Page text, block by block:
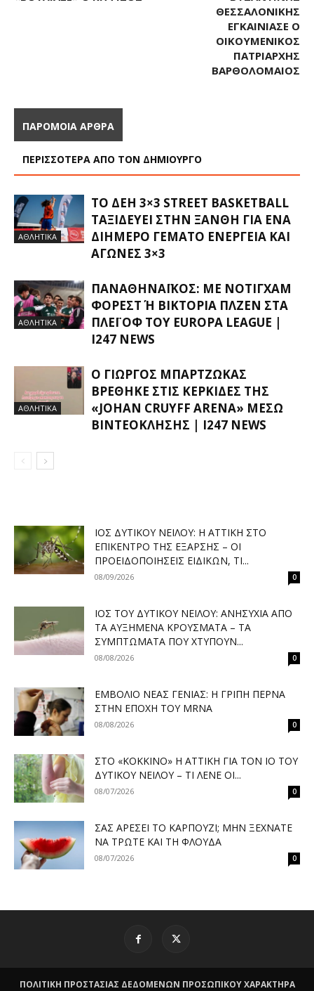
ΘΕΣΣΑΛΟΝΊΚΗΣ
ΕΓΚΑΙΝΊΑΣΕ Ο
ΟΙΚΟΥΜΕΝΙΚΌΣ
ΠΑΤΡΙΆΡΧΗΣ
ΒΑΡΘΟΛΟΜΑΊΟΣ
ΠΑΡΟΜΟΙΑ ΑΡΘΡΑ
ΠΕΡΙΣΣΟΤΕΡΑ ΑΠΟ ΤΟΝ ΔΗΜΙΟΥΡΓΟ
ΑΘΛΗΤΙΚΑ
ΤΟ ΔΕΗ 3×3 STREET BASKETBALL
ΤΑΞΙΔΕΎΕΙ ΣΤΗΝ ΞΆΝΘΗ ΓΙΑ ΈΝΑ
ΔΙΉΜΕΡΟ ΓΕΜΆΤΟ ΕΝΈΡΓΕΙΑ ΚΑΙ
ΑΓΏΝΕΣ 3×3
ΑΘΛΗΤΙΚΑ
ΠΑΝΑΘΗΝΑΪΚΌΣ: ΜΕ ΝΌΤΙΓΧΑΜ
ΦΌΡΕΣΤ Ή ΒΙΚΤΌΡΙΑ ΠΛΖΕΝ ΣΤΑ Π
ΛΈΙ ΟΦ ΤΟΥ EUROPA LEAGUE |
I247 NEWS
ΑΘΛΗΤΙΚΑ
Ο ΓΙΏΡΓΟΣ ΜΠΑΡΤΖΏΚΑΣ
ΒΡΈΘΗΚΕ ΣΤΙΣ ΚΕΡΚΊΔΕΣ ΤΗΣ
«JOHAN CRUYFF ARENA» ΜΈΣΩ
ΒΙΝΤΕΟΚΛΉΣΗΣ | I247 NEWS
ΙΌΣ ΔΥΤΙΚΟΎ ΝΕΊΛΟΥ: Η ΑΤΤΙΚΉ ΣΤΟ
ΕΠΊΚΕΝΤΡΟ ΤΗΣ ΈΞΑΡΣΗΣ – ΟΙ
ΠΡΟΕΙΔΟΠΟΙΉΣΕΙΣ ΕΙΔΙΚΏΝ, ΤΙ...
08/09/2026 0
ΙΌΣ ΤΟΥ ΔΥΤΙΚΟΎ ΝΕΊΛΟΥ: ΑΝΗΣΥΧΊΑ ΑΠΌ
ΤΑ ΑΥΞΗΜΈΝΑ ΚΡΟΎΣΜΑΤΑ – ΤΑ
ΣΥΜΠΤΏΜΑΤΑ ΠΟΥ ΧΤΥΠΟΎΝ...
08/08/2026 0
ΕΜΒΌΛΙΟ ΝΈΑΣ ΓΕΝΙΆΣ: Η ΓΡΊΠΗ ΠΕΡΝΆ
ΣΤΗΝ ΕΠΟΧΉ ΤΟΥ MRNA
08/08/2026 0
ΣΤΟ «ΚΌΚΚΙΝΟ» Η ΑΤΤΙΚΉ ΓΙΑ ΤΟΝ ΙΌ ΤΟΥ
ΔΥΤΙΚΟΎ ΝΕΊΛΟΥ – ΤΙ ΛΈΝΕ ΟΙ...
08/07/2026 0
ΣΑΣ ΑΡΈΣΕΙ ΤΟ ΚΑΡΠΟΎΖΙ; ΜΗΝ ΞΕΧΝΆΤΕ
ΝΑ ΤΡΏΤΕ ΚΑΙ ΤΗ ΦΛΟΎΔΑ
08/07/2026 0
ΠΟΛΙΤΙΚΗ ΠΡΟΣΤΑΣΙΑΣ ΔΕΔΟΜΕΝΩΝ ΠΡΟΣΩΠΙΚΟΥ ΧΑΡΑΚΤΗΡΑ